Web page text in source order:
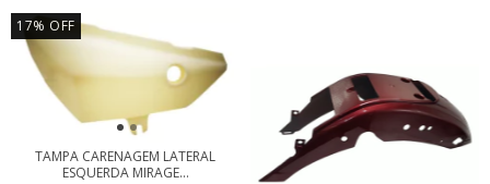
17% OFF
TAMPA CARENAGEM LATERAL
ESQUERDA MIRAGE...